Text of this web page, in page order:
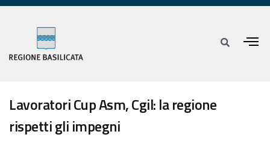
Lavoratori Cup Asm, Cgil: la regione
rispetti gli impegni